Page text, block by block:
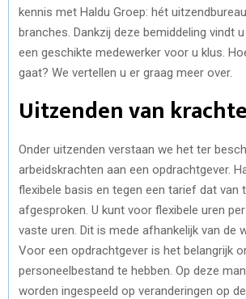
kennis met Haldu Groep: hét
branches. Dankzij deze bemiddeling vindt
een geschikte medewerker voor u klus.
gaat? We vertellen u er graag meer over.
Uitzenden van
Onder uitzenden verstaan we het ter
arbeidskrachten aan een opdrachtgever.
flexibele basis en tegen een tarief dat van
afgesproken. U kunt voor flexibele uren
vaste uren. Dit is mede afhankelijk van de
Voor een opdrachtgever is het belangrijk
personeelbestand te hebben. Op deze
worden ingespeeld op veranderingen op